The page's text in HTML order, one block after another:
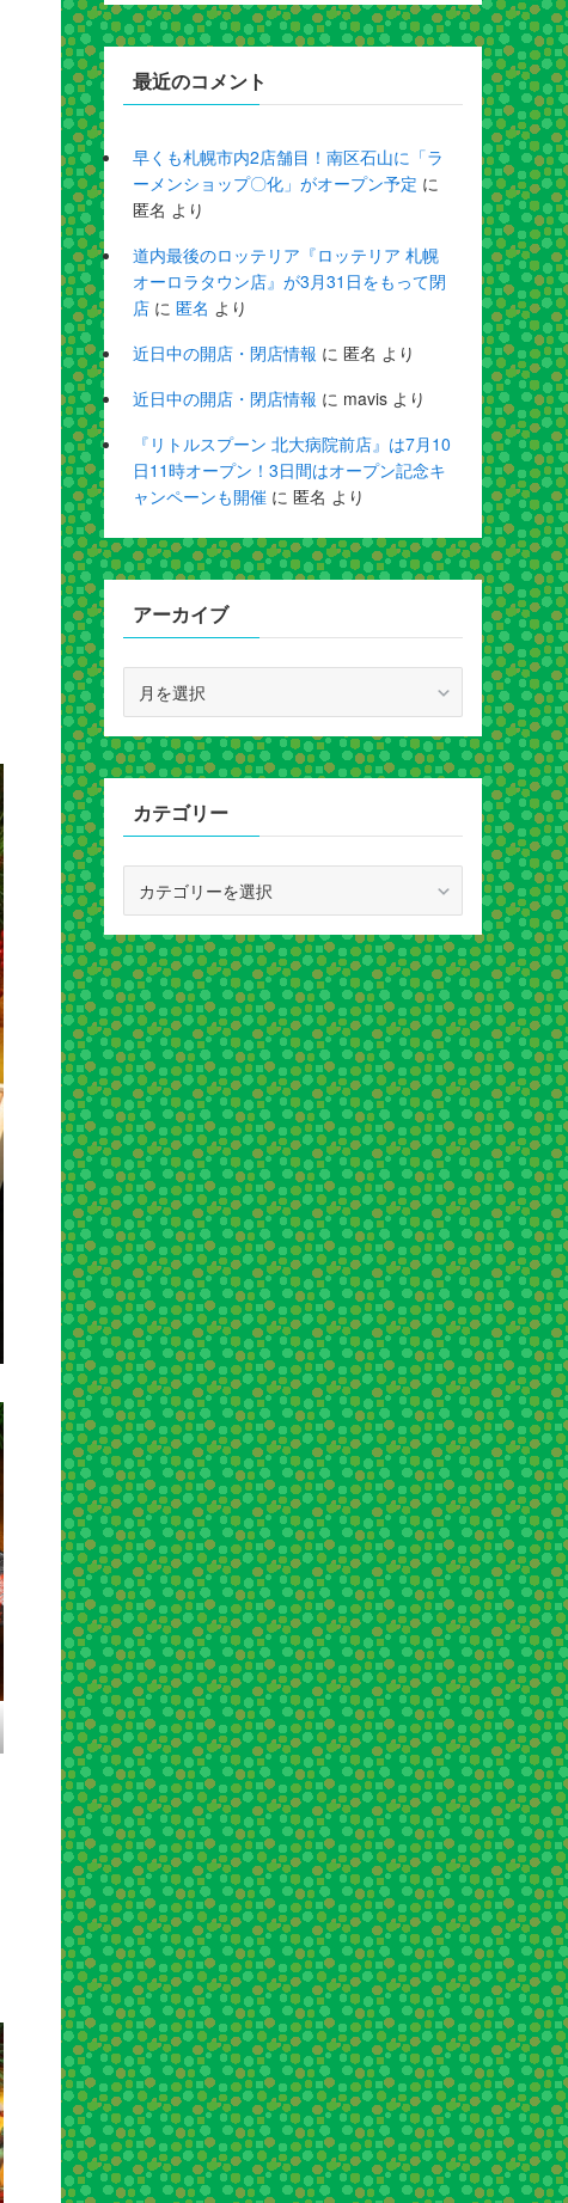
最近のコメント
早くも札幌市内2店舗目！南区石山に「ラ
ーメンショップ〇化」がオープン予定 に
匿名 より
道内最後のロッテリア『ロッテリア 札幌
オーロラタウン店』が3月31日をもって閉
店 に 匿名 より
近日中の開店・閉店情報 に 匿名 より
近日中の開店・閉店情報 に mavis より
『リトルスプーン 北大病院前店』は7月10
日11時オープン！3日間はオープン記念キ
ャンペーンも開催 に 匿名 より
アーカイブ
カ
イ
ブ
カテゴリー
ゴ
リ
ー